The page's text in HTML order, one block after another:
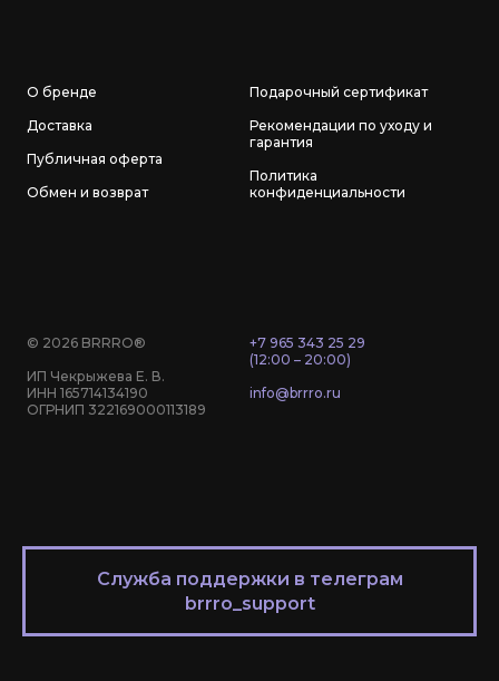
О бренде
Доставка
Публичная оферта
Обмен и возврат
Подарочный сертификат
Рекомендации по уходу и
гарантия
Политика
конфиденциальности
© 2026 BRRRO®
ИП Чекрыжева Е. В.
ИНН 165714134190
ОГРНИП 322169000113189
+7 965 343 25 29
(12:00 – 20:00)
info@brrro.ru
Служба поддержки в телеграм
brrro_support